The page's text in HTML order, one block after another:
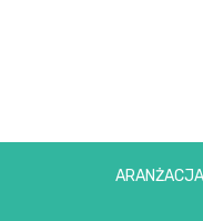
ARANŻACJA